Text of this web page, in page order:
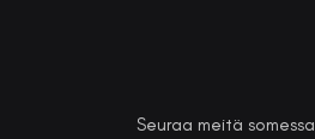
Seuraa meitä somessa